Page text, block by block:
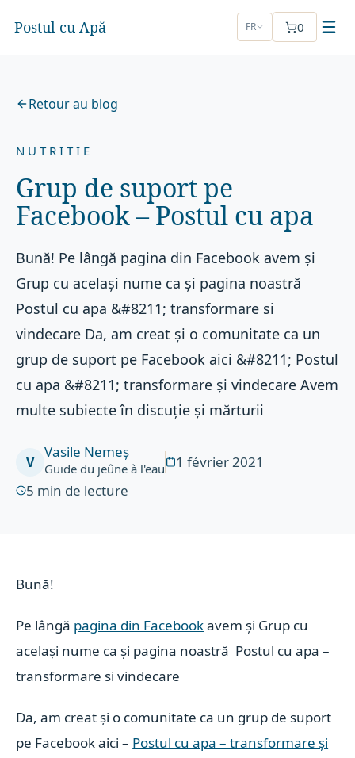
Postul cu Apă FR 0
Retour au blog
NUTRITIE
Grup de suport pe
Facebook – Postul cu apa
Bună! Pe lângă pagina din Facebook avem și
Grup cu același nume ca și pagina noastră
Postul cu apa &#8211; transformare si
vindecare Da, am creat și o comunitate ca un
grup de suport pe Facebook aici &#8211; Postul
cu apa &#8211; transformare și vindecare Avem
multe subiecte în discuție și mărturii
V
Vasile Nemeș
Guide du jeûne à l'eau
1 février 2021
5 min de lecture
Bună!
Pe lângă pagina din Facebookavem și Grup cu
același nume ca și pagina noastră Postul cu apa –
transformare si vindecare
Da, am creat și o comunitate ca un grup de suport
pe Facebook aici – Postul cu apa – transformare și